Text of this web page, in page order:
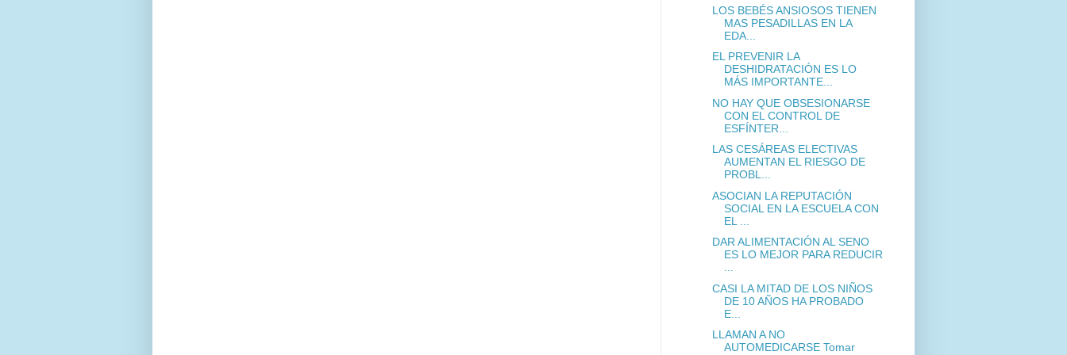
LOS BEBÉS ANSIOSOS TIENEN
MAS PESADILLAS EN LA
EDA...
EL PREVENIR LA
DESHIDRATACIÓN ES LO
MÁS IMPORTANTE...
NO HAY QUE OBSESIONARSE
CON EL CONTROL DE
ESFÍNTER...
LAS CESÁREAS ELECTIVAS
AUMENTAN EL RIESGO DE
PROBL...
ASOCIAN LA REPUTACIÓN
SOCIAL EN LA ESCUELA CON
EL ...
DAR ALIMENTACIÓN AL SENO
ES LO MEJOR PARA REDUCIR
CASI LA MITAD DE LOS NIÑOS
DE 10 AÑOS HA PROBADO
E...
LLAMAN A NO
AUTOMEDICARSE Tomar